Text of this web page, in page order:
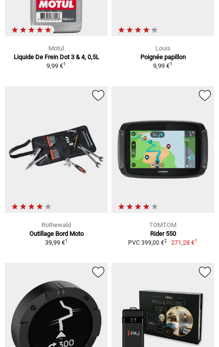
Motul
Liquide De Frein Dot 3 & 4, 0,5L
9,99 €1
Louis
Poignée papillon
9,99 €1
Rothewald
Outillage Bord Moto
39,99 €1
TOMTOM
Rider 550
PVC 399,00 €2 271,28 €1